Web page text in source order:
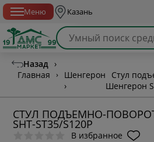
Меню Казань
Назад ›
Главная
›
Шенгерон
›
Стул
Шенгерон
СТУЛ ПОДЪЕМНО-
SHT-ST35/S120P
В избранное